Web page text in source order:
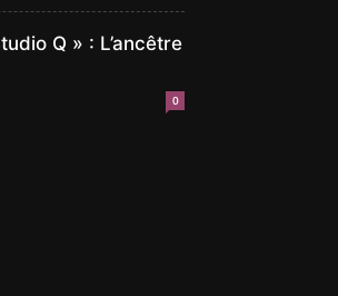
Q » : L’ancêtre
0